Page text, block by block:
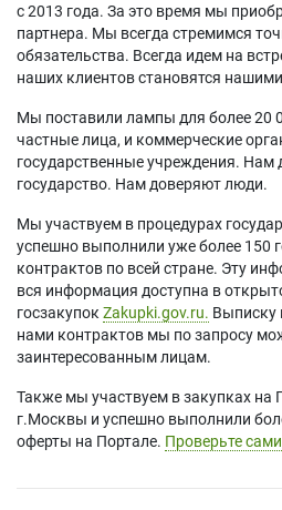
с 2013 года. За это время мы
партнера. Мы всегда стремимся
обязательства. Всегда идем на
наших клиентов становятся
Мы поставили лампы для более 20
частные лица, и коммерческие
государственные учреждения. Нам
государство. Нам доверяют люди.
Мы участвуем в процедурах
успешно выполнили уже более 150
контрактов по всей стране. Эту
вся информация доступна в
госзакупок Zakupki.gov.ru. Выписку
нами контрактов мы по запросу
заинтересованным лицам.
Также мы участвуем в закупках на
г.Москвы и успешно выполнили
оферты на Портале. Проверьте